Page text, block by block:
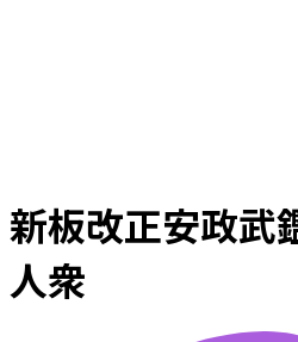
新板改正安政武
人衆